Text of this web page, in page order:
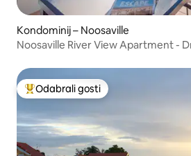
Kondominij – Noosaville
Noosaville River View Apartment -
Među najviše rangiranima s
Odabrali gosti